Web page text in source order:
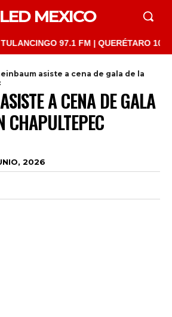
MEXICO
97.1 FM | QUERÉTARO 103.1
asiste a cena de gala de la
A CENA DE GALA
CHAPULTEPEC
2026